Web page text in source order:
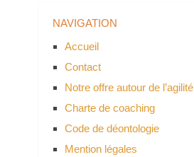
NAVIGATION
Accueil
Contact
Notre offre autour de l’agilité
Charte de coaching
Code de déontologie
Mention légales